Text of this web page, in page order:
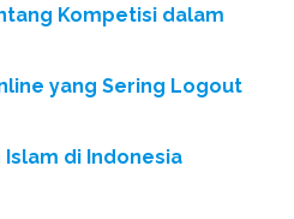
Kompetisi dalam
yang Sering Logout
Islam di Indonesia